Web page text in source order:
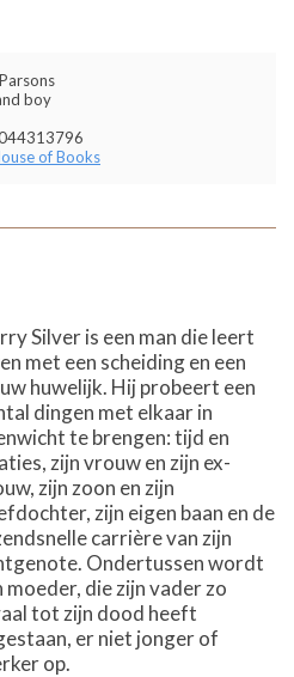
boy
of Books
Silver is een man die leert
met een scheiding en een
huwelijk. Hij probeert een
dingen met elkaar in
te brengen: tijd en
zijn vrouw en zijn ex-
zijn zoon en zijn
zijn eigen baan en de
carrière van zijn
Ondertussen wordt
moeder, die zijn vader zo
tot zijn dood heeft
er niet jonger of
op.